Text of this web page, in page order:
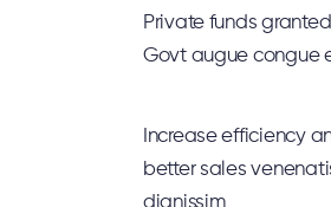
Private funds
Govt augue congue
Increase efficiency
better sales
dignissim